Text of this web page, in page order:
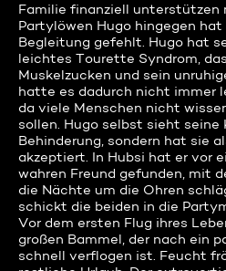
Familie finanziell unterstützen
Partylöwen Hugo hingegen
Begleitung gefehlt. Hugo hat
leichtes Tourette Syndrom,
Muskelzucken und sein
hatte es dadurch nicht immer
da viele Menschen nicht
sollen. Hugo selbst sieht
Behinderung, sondern hat sie
akzeptiert. In Hubsi hat er vor
wahren Freund gefunden, mit
die Nächte um die Ohren
schickt die beiden in die
Vor dem ersten Flug ihres
großen Bammel, der nach ein
schnell verflogen ist. Feucht